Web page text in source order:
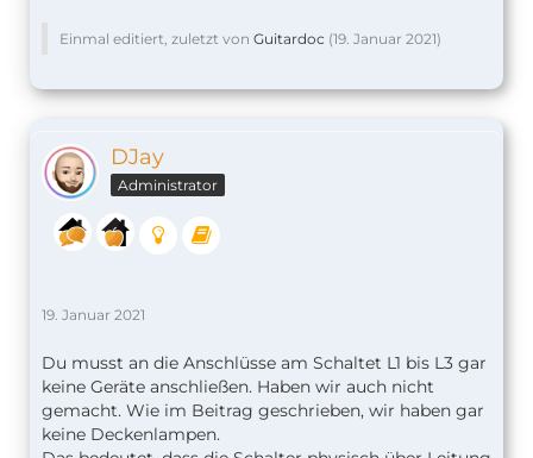
Einmal editiert, zuletzt von Guitardoc (19. Januar 2021)
DJay
Administrator
19. Januar 2021
Du musst an die Anschlüsse am Schaltet L1 bis L3 gar
keine Geräte anschließen. Haben wir auch nicht
gemacht. Wie im Beitrag geschrieben, wir haben gar
keine Deckenlampen.